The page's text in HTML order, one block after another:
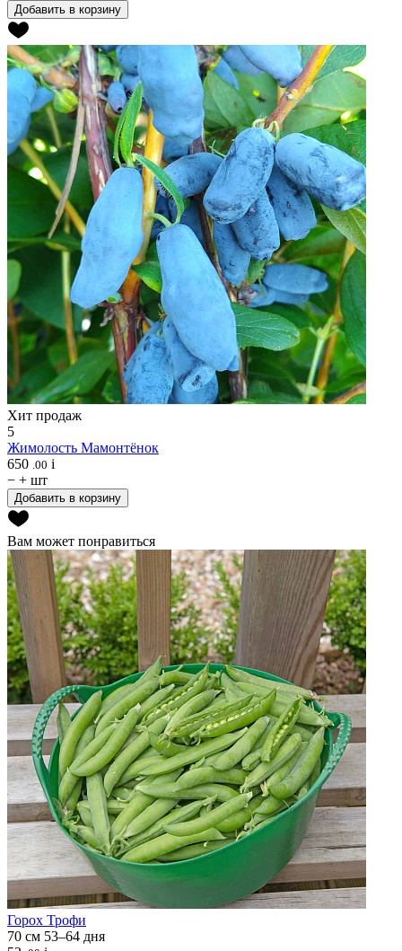
Добавить в корзину
Хит продаж
5
Жимолость Мамонтёнок
650 .00 i
− + шт
Добавить в корзину
Вам может понравиться
Горох Трофи
70 см 53–64 дня